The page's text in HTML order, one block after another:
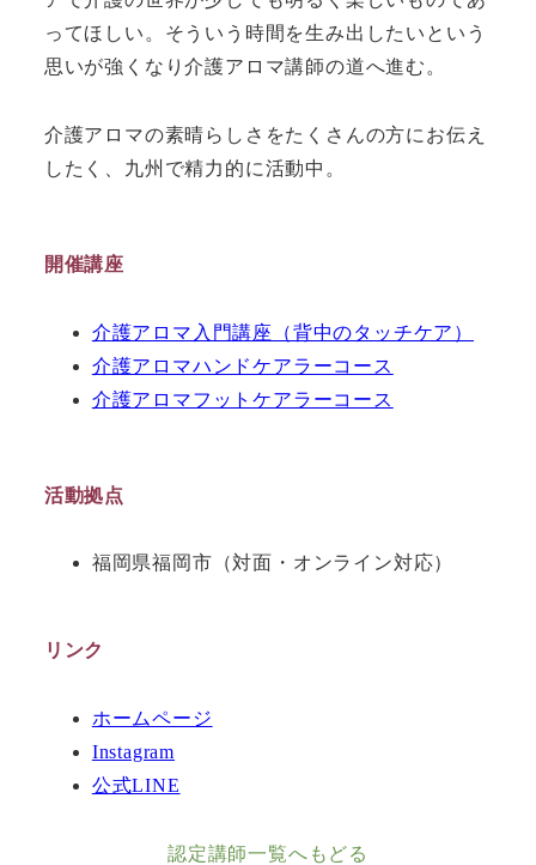
ってほしい。そういう時間を生み出したいという
思いが強くなり介護アロマ講師の道へ進む。
介護アロマの素晴らしさをたくさんの方にお伝え
したく、九州で精力的に活動中。
開催講座
介護アロマ入門講座（背中のタッチケア）
介護アロマハンドケアラーコース
介護アロマフットケアラーコース
活動拠点
福岡県福岡市（対面・オンライン対応）
リンク
ホームページ
Instagram
公式LINE
認定講師一覧へもどる